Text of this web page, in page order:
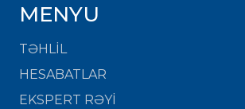
MENYU
TƏHLİL
HESABATLAR
EKSPERT RƏYİ